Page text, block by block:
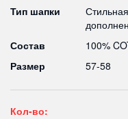
Тип шапки
Состав
100%
Размер
57-58
Кол-во: